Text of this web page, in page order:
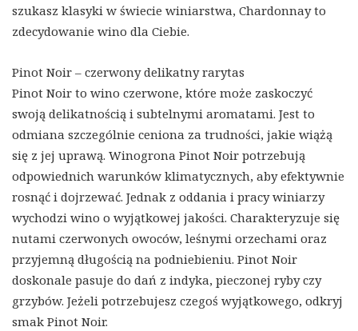
szukasz klasyki w świecie winiarstwa, Chardonnay to
zdecydowanie wino dla Ciebie.
Pinot Noir – czerwony delikatny rarytas
Pinot Noir to wino czerwone, które może zaskoczyć
swoją delikatnością i subtelnymi aromatami. Jest to
odmiana szczególnie ceniona za trudności, jakie wiążą
się z jej uprawą. Winogrona Pinot Noir potrzebują
odpowiednich warunków klimatycznych, aby efektywnie
rosnąć i dojrzewać. Jednak z oddania i pracy winiarzy
wychodzi wino o wyjątkowej jakości. Charakteryzuje się
nutami czerwonych owoców, leśnymi orzechami oraz
przyjemną długością na podniebieniu. Pinot Noir
doskonale pasuje do dań z indyka, pieczonej ryby czy
grzybów. Jeżeli potrzebujesz czegoś wyjątkowego, odkryj
smak Pinot Noir.